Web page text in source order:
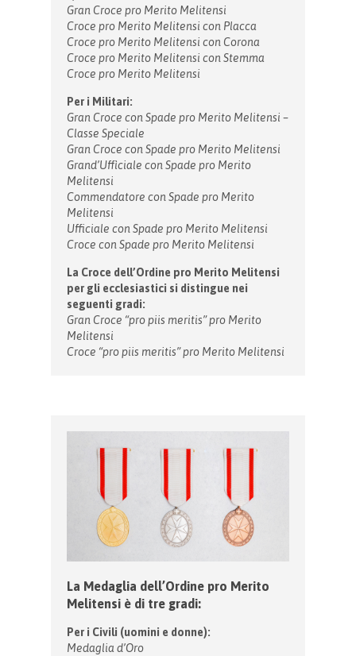
Gran Croce pro Merito Melitensi
Croce pro Merito Melitensi con Placca
Croce pro Merito Melitensi con Corona
Croce pro Merito Melitensi con Stemma
Croce pro Merito Melitensi
Per i Militari:
Gran Croce con Spade pro Merito Melitensi –
Classe Speciale
Gran Croce con Spade pro Merito Melitensi
Grand’Uffìciale con Spade pro Merito
Melitensi
Commendatore con Spade pro Merito
Melitensi
Ufficiale con Spade pro Merito Melitensi
Croce con Spade pro Merito Melitensi
La Croce dell’Ordine pro Merito Melitensi
per gli ecclesiastici si distingue nei
seguenti gradi:
Gran Croce “pro piis meritis” pro Merito
Melitensi
Croce “pro piis meritis” pro Merito Melitensi
La Medaglia dell’Ordine pro Merito
Melitensi è di tre gradi:
Per i Civili (uomini e donne):
Medaglia d’Oro